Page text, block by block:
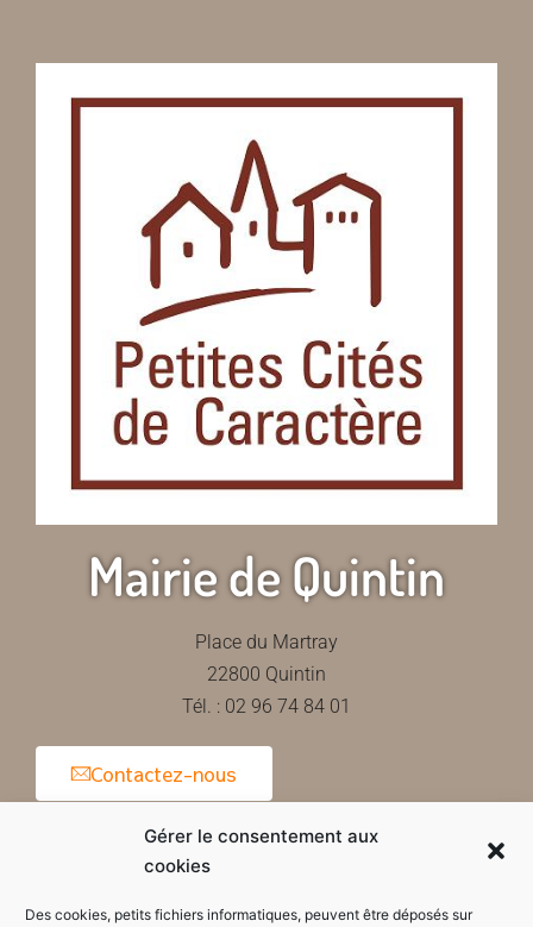
Gérer le consentement aux
cookies
Des cookies, petits fichiers informatiques, peuvent être déposés sur
Mairie de Quintin
Place du Martray
22800 Quintin
Tél. : 02 96 74 84 01
Contactez-nous
Horaires d'ouverture de la mairie